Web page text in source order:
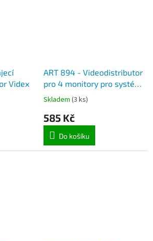
Videx
ART 894 - Videodistributor
pro 4 monitory pro systém
s koaxiálním kabelem
Skladem (3 ks)
585 Kč
Do košíku